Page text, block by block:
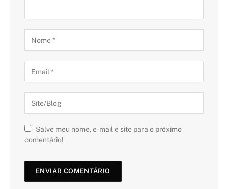
Salve meu nome, e-mail e site para o próximo
comentário!